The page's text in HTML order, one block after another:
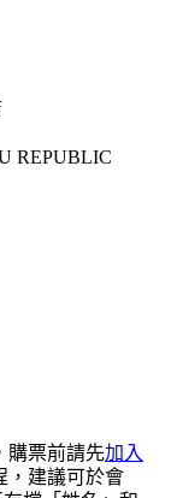
REPUBLIC
購票前請先加入
，建議可於會